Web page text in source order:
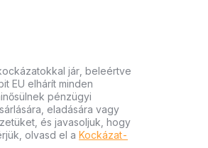
jár, beleértve
EU elhárít minden
pénzügyi
eladására vagy
és javasoljuk, hogy
olvasd el a Kockázat-